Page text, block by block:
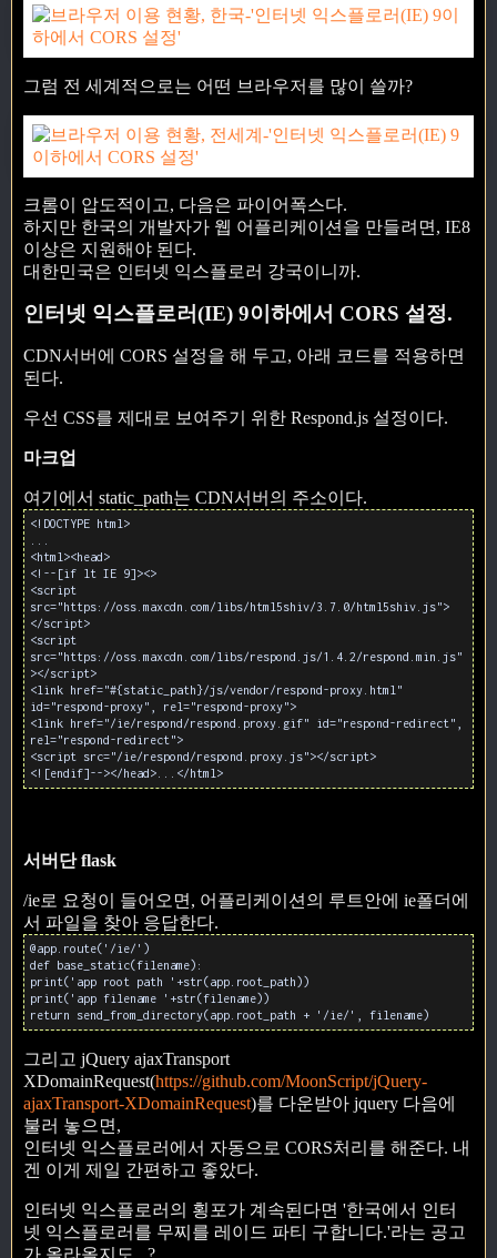
그럼 전 세계적으로는 어떤 브라우저를 많이 쓸까?
크롬이 압도적이고, 다음은 파이어폭스다.
하지만 한국의 개발자가 웹 어플리케이션을 만들려면, IE8
이상은 지원해야 된다.
대한민국은 인터넷 익스플로러 강국이니까.
인터넷 익스플로러(IE) 9이하에서 CORS 설정.
CDN서버에 CORS 설정을 해 두고, 아래 코드를 적용하면
된다.
우선 CSS를 제대로 보여주기 위한 Respond.js 설정이다.
마크업
여기에서 static_path는 CDN서버의 주소이다.
<!DOCTYPE html>
<html><head>
<!--[if lt IE 9]><>
<script
src="https://oss.maxcdn.com/libs/html5shiv/3.7.0/html5shiv.js">
</script>
<script
src="https://oss.maxcdn.com/libs/respond.js/1.4.2/respond.min.js"
></script>
<link href="#{static_path}/js/vendor/respond-proxy.html"
id="respond-proxy", rel="respond-proxy">
<link href="/ie/respond/respond.proxy.gif" id="respond-redirect",
rel="respond-redirect">
<script src="/ie/respond/respond.proxy.js"></script>
<![endif]--></head>...</html>
서버단 flask
/ie로 요청이 들어오면, 어플리케이션의 루트안에 ie폴더에
서 파일을 찾아 응답한다.
@app.route('/ie/')
def base_static(filename):
print('app root path '+str(app.root_path))
print('app filename '+str(filename))
return send_from_directory(app.root_path + '/ie/', filename)
그리고 jQuery ajaxTransport
XDomainRequest(https://github.com/MoonScript/jQuery-
ajaxTransport-XDomainRequest)를 다운받아 jquery 다음에
불러 놓으면,
인터넷 익스플로러에서 자동으로 CORS처리를 해준다. 내
겐 이게 제일 간편하고 좋았다.
인터넷 익스플로러의 횡포가 계속된다면 '한국에서 인터
넷 익스플로러를 무찌를 레이드 파티 구합니다.'라는 공고
가 올라올지도...?